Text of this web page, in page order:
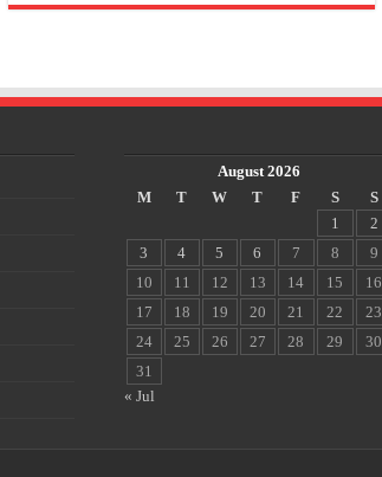
August 2026
M
T W T F S
S
1
2
3
4 5 6 7 8
9
10
11 12 13 14 15
16
17
18 19 20 21 22
23
24
25 26 27 28 29
30
31
« Jul